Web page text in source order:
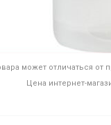
может отличаться от
Цена интернет-